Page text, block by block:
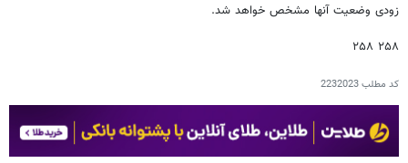
زودی وضعیت آنها مشخص خواهد شد.
۲۵۸ ۲۵۸
کد مطلب2232023